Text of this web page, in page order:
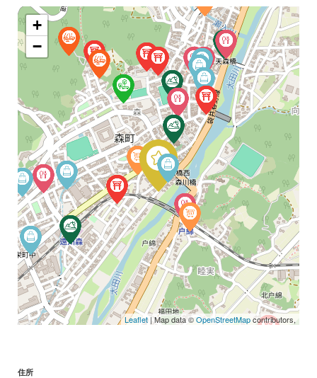
+
−
Leaflet| Map data ©OpenStreetMapcontributors,
住所